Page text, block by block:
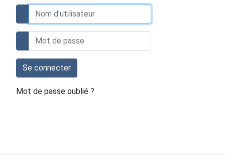
Se connecter
Mot de passe oublié ?